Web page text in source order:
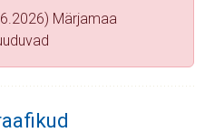
Märjamaa